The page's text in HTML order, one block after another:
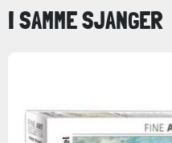
I SAMME SJANGER